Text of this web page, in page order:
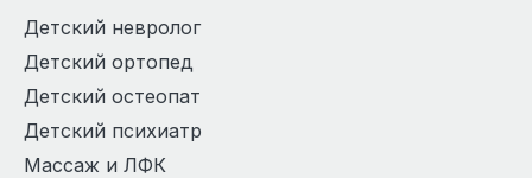
Детский невролог
Детский ортопед
Детский остеопат
Детский психиатр
Массаж и ЛФК